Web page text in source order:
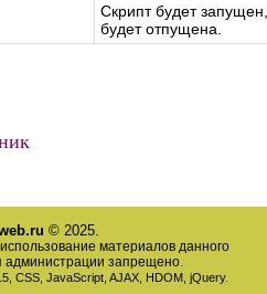
Скрипт будет
будет отпущена.
© 2025.
материалов данного
администрации запрещено.
CSS, JavaScript, AJAX, HDOM, jQuery.